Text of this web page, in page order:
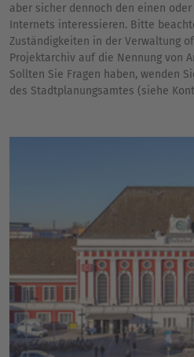
aber sicher dennoch den einen
Internets interessieren. Bitte
Zuständigkeiten in der Verwaltung
Projektarchiv auf die Nennung von
Sollten Sie Fragen haben, wenden
des Stadtplanungsamtes (siehe